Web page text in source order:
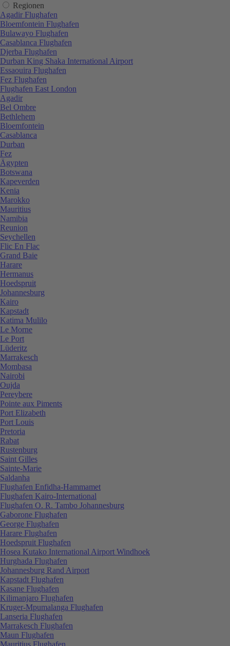
Regionen
Agadir Flughafen
Bloemfontein Flughafen
Bulawayo Flughafen
Casablanca Flughafen
Djerba Flughafen
Durban King Shaka International Airport
Essaouira Flughafen
Fez Flughafen
Flughafen East London
Agadir
Bel Ombre
Bethlehem
Bloemfontein
Casablanca
Durban
Fez
Ägypten
Botswana
Kapeverden
Kenia
Marokko
Mauritius
Namibia
Reunion
Seychellen
Flic En Flac
Grand Baie
Harare
Hermanus
Hoedspruit
Johannesburg
Kairo
Kapstadt
Katima Mulilo
Le Morne
Le Port
Lüderitz
Marrakesch
Mombasa
Nairobi
Oujda
Pereybere
Pointe aux Piments
Port Elizabeth
Port Louis
Pretoria
Rabat
Rustenburg
Saint Gilles
Sainte-Marie
Saldanha
Flughafen Enfidha-Hammamet
Flughafen Kairo-International
Flughafen O. R. Tambo Johannesburg
Gaborone Flughafen
George Flughafen
Harare Flughafen
Hoedspruit Flughafen
Hosea Kutako International Airport Windhoek
Hurghada Flughafen
Johannesburg Rand Airport
Kapstadt Flughafen
Kasane Flughafen
Kilimanjaro Flughafen
Kruger-Mpumalanga Flughafen
Lanseria Flughafen
Marrakesch Flughafen
Maun Flughafen
Mauritius Flughafen